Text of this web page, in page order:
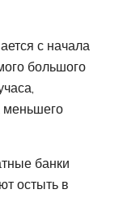
с начала
большого
меньшего
банки
остыть в